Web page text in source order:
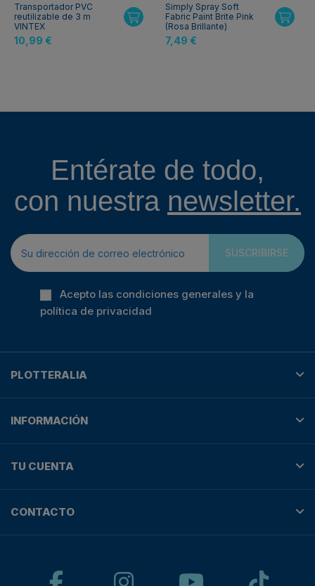
Transportador PVC
reutilizable de 3 m
VINTEX
10,99 €
Simply Spray Soft
Fabric Paint Brite Pink
(Rosa Brillante)
7,49 €
Entérate de todo,
con nuestra newsletter.
SUSCRIBIRSE
Acepto las condiciones generales y la
política de privacidad
PLOTTERALIA
INFORMACIÓN
TU CUENTA
CONTACTO